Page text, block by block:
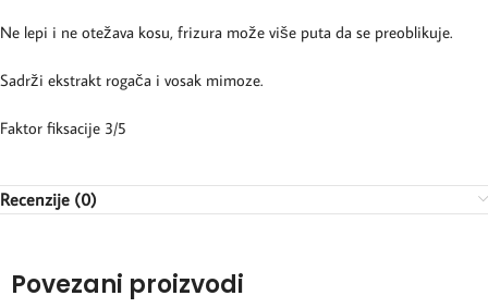
Ne lepi i ne otežava kosu, frizura može više puta da se preoblikuje.
Sadrži ekstrakt rogača i vosak mimoze.
Faktor fiksacije 3/5
Recenzije (0)
Povezani proizvodi